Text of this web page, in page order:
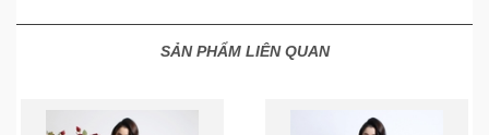
SẢN PHẨM LIÊN QUAN